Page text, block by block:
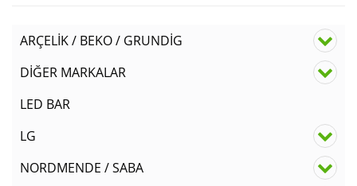
ARÇELİK / BEKO / GRUNDİG
DİĞER MARKALAR
LED BAR
LG
NORDMENDE / SABA